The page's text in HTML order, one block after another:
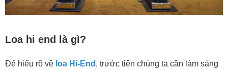
Loa hi end là gì?
Để hiểu rõ về loa Hi-End , trước tiên chúng ta cần làm sáng